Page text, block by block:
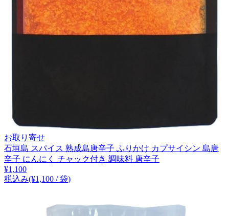
お取り寄せ
石垣島 スパイス 熟成島唐辛子 ふりかけ カプサイシン 島唐
辛子 にんにく チャック付き 調味料 唐辛子
¥1,100
税込み(¥1,100 / 袋)